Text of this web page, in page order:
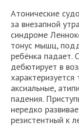
Атонические
за внезапной
синдроме
тонус мышц,
ребёнка падает.
дебютирует в
аксиальные,
падения.
нередко
резистентный к